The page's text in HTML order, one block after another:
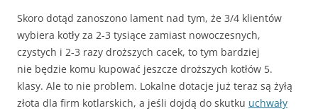
Skoro dotąd zanoszono lament nad tym, że 3/4 klientów
wybiera kotły za 2-3 tysiące zamiast nowoczesnych,
czystych i 2-3 razy droższych cacek, to tym bardziej
nie będzie komu kupować jeszcze droższych kotłów 5.
klasy. Ale to nie problem. Lokalne dotacje już teraz są żyłą
złota dla firm kotlarskich, a jeśli dojdą do skutku uchwały